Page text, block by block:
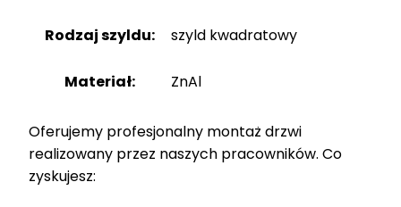
Rodzaj szyldu: szyld kwadratowy
Materiał: ZnAl
Oferujemy profesjonalny montaż drzwi
realizowany przez naszych pracowników. Co
zyskujesz: